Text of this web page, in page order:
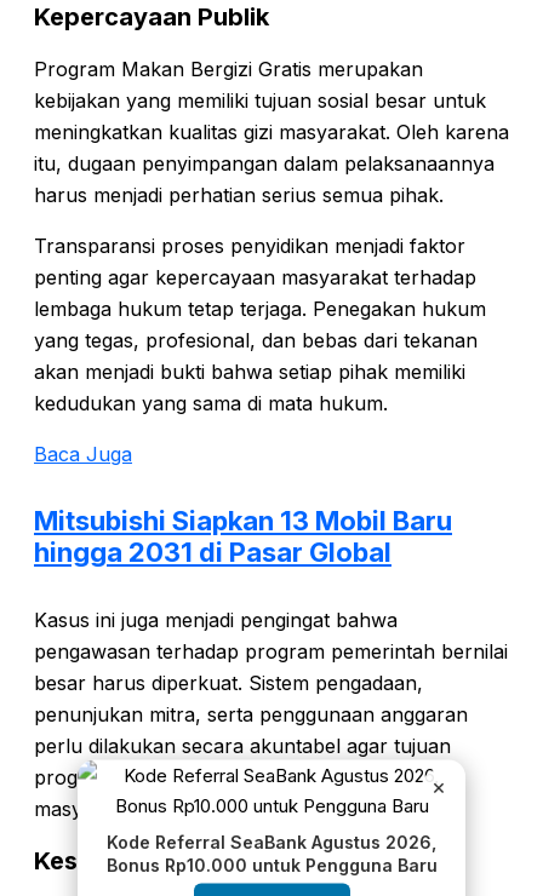
Kepercayaan Publik
Program Makan Bergizi Gratis merupakan
kebijakan yang memiliki tujuan sosial besar untuk
meningkatkan kualitas gizi masyarakat. Oleh karena
itu, dugaan penyimpangan dalam pelaksanaannya
harus menjadi perhatian serius semua pihak.
Transparansi proses penyidikan menjadi faktor
penting agar kepercayaan masyarakat terhadap
lembaga hukum tetap terjaga. Penegakan hukum
yang tegas, profesional, dan bebas dari tekanan
akan menjadi bukti bahwa setiap pihak memiliki
kedudukan yang sama di mata hukum.
Baca Juga
Mitsubishi Siapkan 13 Mobil Baru
hingga 2031 di Pasar Global
Kasus ini juga menjadi pengingat bahwa
pengawasan terhadap program pemerintah bernilai
besar harus diperkuat. Sistem pengadaan,
penunjukan mitra, serta penggunaan anggaran
perlu dilakukan secara akuntabel agar tujuan
program benar-benar dapat dirasakan oleh
masyarakat.
Kesimpulan
×
Kode Referral SeaBank Agustus 2026,
Bonus Rp10.000 untuk Pengguna Baru